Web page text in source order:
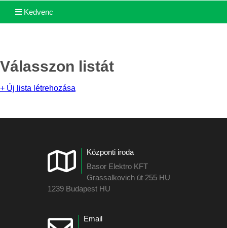
Kedvenc
Válasszon listát
+ Új lista létrehozása
Központi iroda
Basor Elektro KFT
Grassalkovich út 255 HU
1239 Budapest HU
Email